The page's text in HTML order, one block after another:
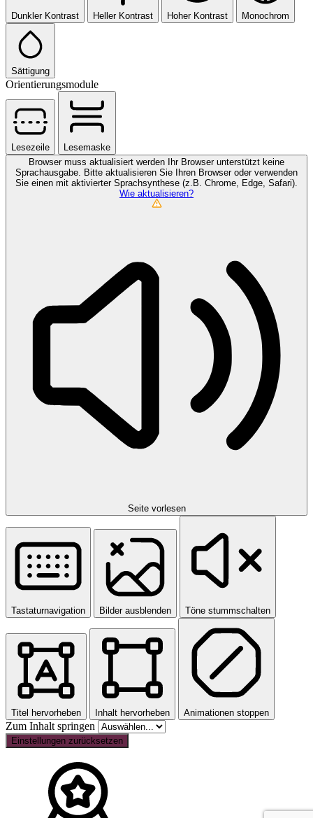
Dunkler Kontrast Heller Kontrast Hoher Kontrast Monochrom
Sättigung
Orientierungsmodule
Lesezeile
Lesemaske
Browser muss aktualisiert werden
Ihr Browser unterstützt keine
Sprachausgabe. Bitte aktualisieren Sie Ihren Browser oder verwenden
Sie einen mit aktivierter Sprachsynthese (z.B. Chrome, Edge, Safari).
Wie aktualisieren?
Seite vorlesen
Tastaturnavigation Bilder ausblenden Töne stummschalten
Titel hervorheben Inhalt hervorheben Animationen stoppen
Zum Inhalt springen
Einstellungen zurücksetzen